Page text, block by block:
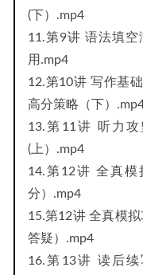
(下）.mp4
11.第9讲 语法填
用.mp4
12.第10讲 写作基
高分策略（下）
13.第11讲 听力
(上）.mp4
14.第12讲 全真
分）.mp4
15.第12讲 全真模
答疑）.mp4
16.第13讲 读后